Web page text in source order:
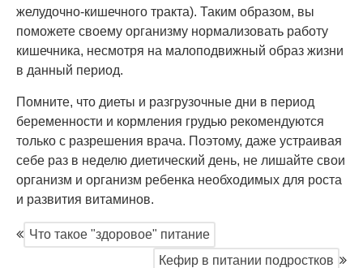
желудочно-кишечного тракта). Таким образом, вы
поможете своему организму нормализовать работу
кишечника, несмотря на малоподвижный образ жизни
в данный период.
Помните, что диеты и разгрузочные дни в период
беременности и кормления грудью рекомендуются
только с разрешения врача. Поэтому, даже устраивая
себе раз в неделю диетический день, не лишайте свои
организм и организм ребенка необходимых для роста
и развития витаминов.
Что такое "здоровое" питание
Кефир в питании подростков